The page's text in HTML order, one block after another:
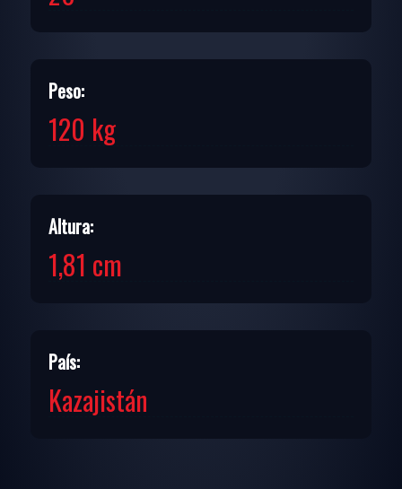
Peso:
120 kg
Altura:
1,81 cm
País:
Kazajistán